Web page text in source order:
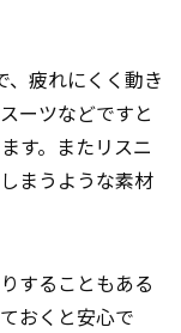
、疲れにくく動き
ーツなどですと
す。またリスニ
まうような素材
することもある
おくと安心で